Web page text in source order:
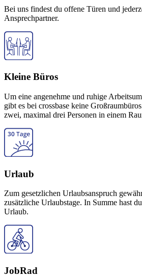
Bei uns findest du offene Türen und
Ansprechpartner.
Kleine Büros
Um eine angenehme und ruhige
gibt es bei crossbase keine
zwei, maximal drei Personen in einem
Urlaub
Zum gesetzlichen Urlaubsanspruch
zusätzliche Urlaubstage. In Summe hast
Urlaub.
JobRad